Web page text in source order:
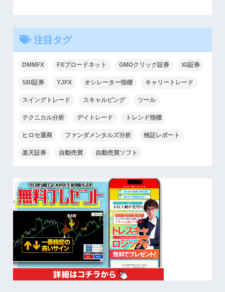
注目タグ
DMMFX FXブロードネット GMOクリック証券 IG証券
SBI証券 YJFX オシレーター指標 キャリートレード
スイングトレード スキャルピング ツール
テクニカル分析 デイトレード トレンド指標
ヒロセ通商 ファンダメンタルズ分析 検証レポート
楽天証券 自動売買 自動売買ソフト